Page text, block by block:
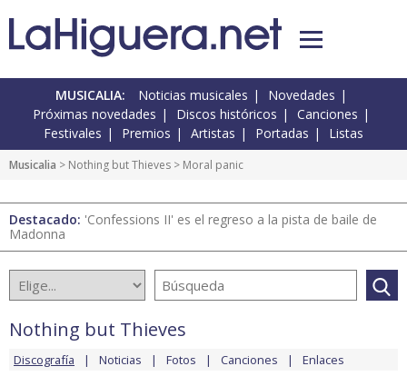
MUSICALIA: Noticias musicales
Novedades
Próximas novedades
Discos históricos
Canciones
Festivales
Premios Artistas Portadas Listas
Musicalia > Nothing but Thieves > Moral panic
Destacado: 'Confessions II' es el regreso a la pista de baile de
Madonna
Nothing but Thieves
Discografía Noticias Fotos Canciones Enlaces